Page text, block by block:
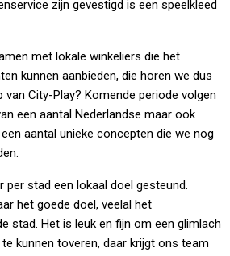
zijn gevestigd is een speelkleed
met lokale winkeliers die het
kunnen aanbieden, die horen we dus
van City-Play? Komende periode volgen
een aantal Nederlandse maar ook
aantal unieke concepten die we nog
per stad een lokaal doel gesteund.
het goede doel, veelal het
stad. Het is leuk en fijn om een glimlach
kunnen toveren, daar krijgt ons team